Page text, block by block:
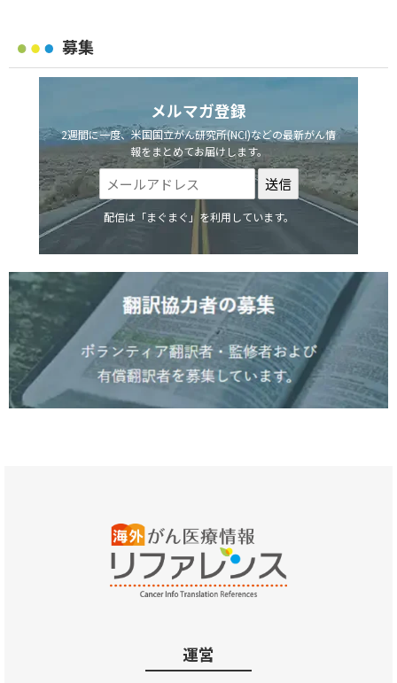
募集
メルマガ登録
2週間に一度、米国国立がん研究所(NCI)などの最新がん情
報をまとめてお届けします。
配信は「まぐまぐ」を利用しています。
運営